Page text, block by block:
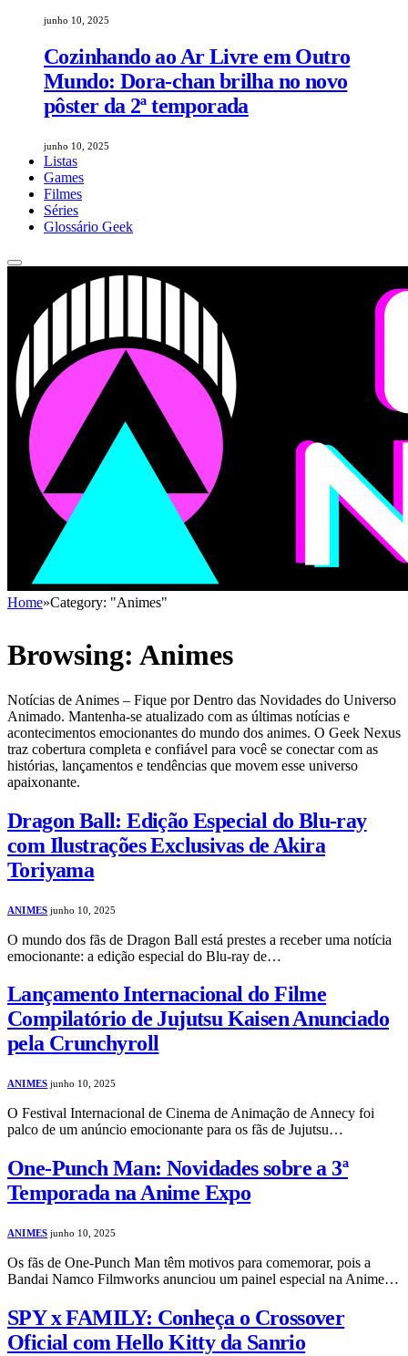
junho 10, 2025
Cozinhando ao Ar Livre em Outro
Mundo: Dora-chan brilha no novo
pôster da 2ª temporada
junho 10, 2025
Listas
Games
Filmes
Séries
Glossário Geek
Home»Category: "Animes"
Browsing: Animes
Notícias de Animes – Fique por Dentro das Novidades do Universo
Animado. Mantenha-se atualizado com as últimas notícias e
acontecimentos emocionantes do mundo dos animes. O Geek Nexus
traz cobertura completa e confiável para você se conectar com as
histórias, lançamentos e tendências que movem esse universo
apaixonante.
Dragon Ball: Edição Especial do Blu-ray
com Ilustrações Exclusivas de Akira
Toriyama
ANIMES junho 10, 2025
O mundo dos fãs de Dragon Ball está prestes a receber uma notícia
emocionante: a edição especial do Blu-ray de…
Lançamento Internacional do Filme
Compilatório de Jujutsu Kaisen Anunciado
pela Crunchyroll
ANIMES junho 10, 2025
O Festival Internacional de Cinema de Animação de Annecy foi
palco de um anúncio emocionante para os fãs de Jujutsu…
One-Punch Man: Novidades sobre a 3ª
Temporada na Anime Expo
ANIMES junho 10, 2025
Os fãs de One-Punch Man têm motivos para comemorar, pois a
Bandai Namco Filmworks anunciou um painel especial na Anime…
SPY x FAMILY: Conheça o Crossover
Oficial com Hello Kitty da Sanrio